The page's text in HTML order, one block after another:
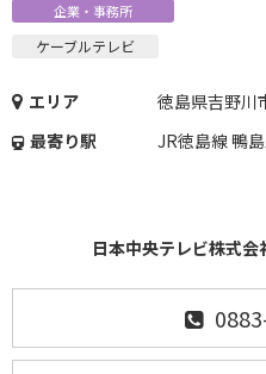
企業・事務所
ケーブルテレビ
エリア
徳島県吉野川
最寄り駅
JR徳島線 鴨
日本中央テレビ株式会